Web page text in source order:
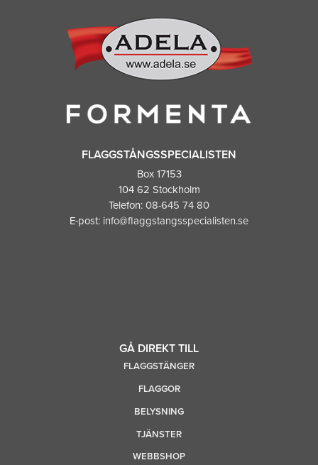
FLAGGSTÅNGSSPECIALISTEN
Box 17153
104 62 Stockholm
Telefon: 08-645 74 80
E-post: info@flaggstangsspecialisten.se
GÅ DIREKT TILL
FLAGGSTÄNGER
FLAGGOR
BELYSNING
TJÄNSTER
WEBBSHOP